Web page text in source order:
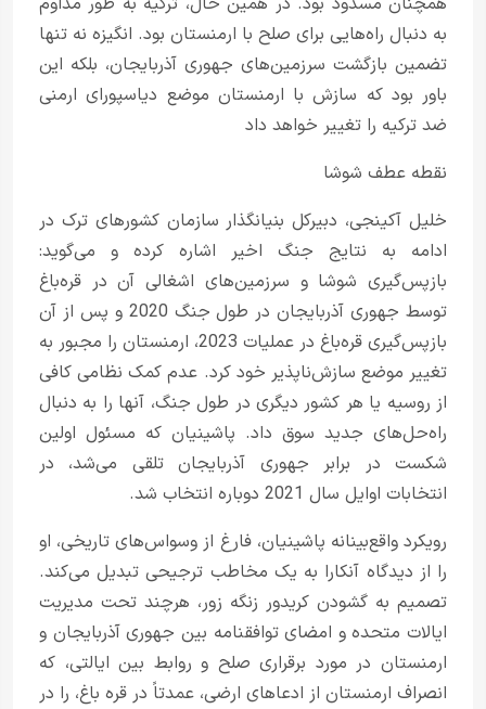
به دنبال راه‌هایی برای صلح با ارمنستان بود. انگیزه نه تنها
تضمین بازگشت سرزمین‌های جهوری آذربایجان، بلکه این
باور بود که سازش با ارمنستان موضع دیاسپورای ارمنی
ضد ترکیه را تغییر خواهد داد
نقطه عطف شوشا
خلیل آکینجی، دبیرکل بنیانگذار سازمان کشورهای ترک در
ادامه به نتایج جنگ اخیر اشاره کرده و می‌گوید:
بازپس‌گیری شوشا و سرزمین‌های اشغالی آن در قره‌باغ
توسط جهوری آذربایجان در طول جنگ 2020 و پس از آن
بازپس‌گیری قره‌باغ در عملیات 2023، ارمنستان را مجبور به
تغییر موضع سازش‌ناپذیر خود کرد. عدم کمک نظامی کافی
از روسیه یا هر کشور دیگری در طول جنگ، آنها را به دنبال
راه‌حل‌های جدید سوق داد. پاشینیان که مسئول اولین
شکست در برابر جهوری آذربایجان تلقی می‌شد، در
انتخابات اوایل سال 2021 دوباره انتخاب شد.
رویکرد واقع‌بینانه پاشینیان، فارغ از وسواس‌های تاریخی، او
را از دیدگاه آنکارا به یک مخاطب ترجیحی تبدیل می‌کند.
تصمیم به گشودن کریدور زنگه زور، هرچند تحت مدیریت
ایالات متحده و امضای توافقنامه بین جهوری آذربایجان و
ارمنستان در مورد برقراری صلح و روابط بین ایالتی، که
انصراف ارمنستان از ادعاهای ارضی، عمدتاً در قره باغ، را در